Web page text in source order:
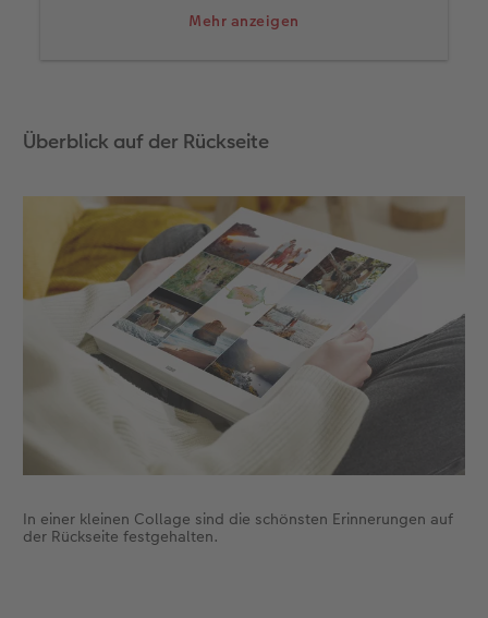
Mehr anzeigen
Die Rückseite gibt einen Einblick, was wir
gerne auf dem Einband unseres Fotobuches
verwenden, ist eine Veredelung – das gibt
dem Fotobuch das gewisse Etwas.
Überblick auf der Rückseite
In einer kleinen Collage sind die schönsten Erinnerungen auf
der Rückseite festgehalten.